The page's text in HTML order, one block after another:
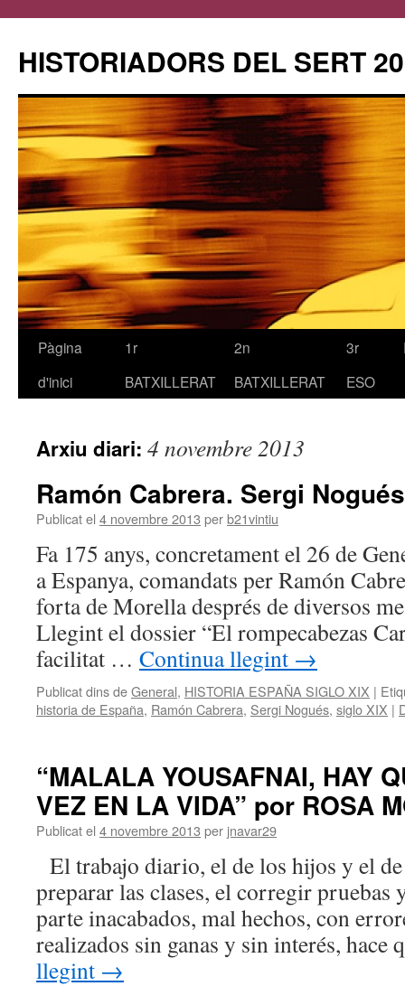
HISTORIADORS DEL SERT
Vés
Pàgina
d'inici
1r
BATXILLERAT
2n
BATXILLERAT
3r
ESO
Arxiu diari: 4 novembre 2013
Ramón Cabrera. Sergi
Publicat el 4 novembre 2013 perb21vintiu
Fa 175 anys, concretament el 26 de
a Espanya, comandats per Ramón
forta de Morella després de diversos
Llegint el dossier “El rompecabezas
facilitat … Continua llegint →
Publicat dins deGeneral, HISTORIA ESPAÑA SIGLO XIX |
historia de España, Ramón Cabrera, Sergi Nogués, siglo XIX |
“MALALA YOUSAFNAI, HAY
VEZ EN LA VIDA” por ROSA
Publicat el 4 novembre 2013 per jnavar29
El trabajo diario, el de los hijos y el
preparar las clases, el corregir pruebas
parte inacabados, mal hechos, con
realizados sin ganas y sin interés,
llegint →